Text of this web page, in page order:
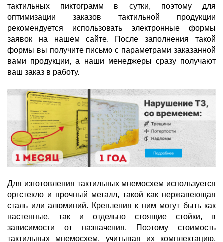
тактильных пиктограмм в сутки, поэтому для
оптимизации заказов тактильной продукции
рекомендуется использовать электронные формы
заявок на нашем сайте. После заполнения такой
формы вы получите письмо с параметрами заказанной
вами продукции, а наши менеджеры сразу получают
ваш заказ в работу.
Для изготовления тактильных мнемосхем используется
оргстекло и прочный металл, такой как нержавеющая
сталь или алюминий. Крепления к ним могут быть как
настенные, так и отдельно стоящие стойки, в
зависимости от назначения. Поэтому стоимость
тактильных мнемосхем, учитывая их комплектацию,